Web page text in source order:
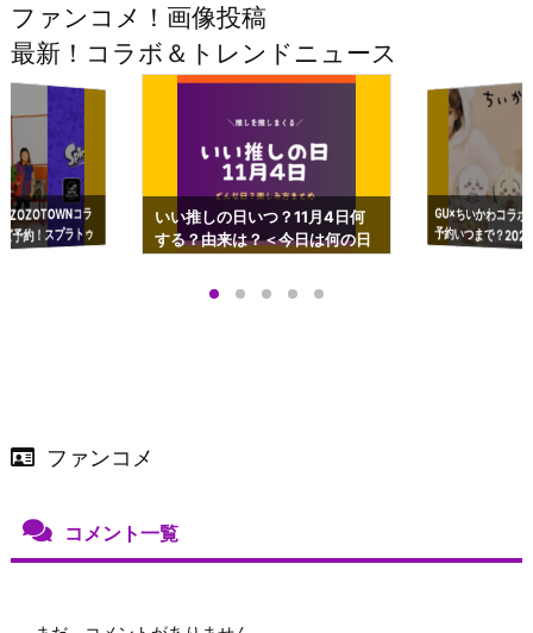
ファンコメ！画像投稿
最新！コラボ＆トレンドニュース
コラ
予約！スプラトゥ
ップも渋谷Hz
いい推しの日いつ？11月4日何
する？由来は？＜今日は何の日
GU×ちいかわコラ
予約いつまで？
ーチやショルダー
ファンコメ
コメント一覧